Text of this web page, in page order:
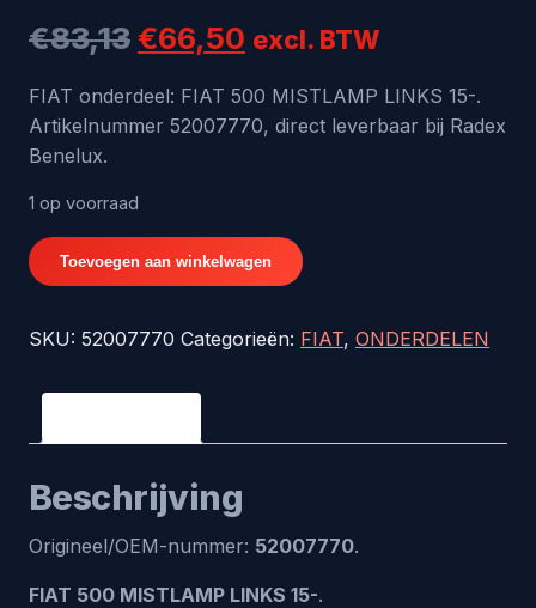
€83,13Oorspronkelijke
prijs
was:
€66,50 Huidige
prijs
is:
excl. BTW
FIAT onderdeel: FIAT 500 MISTLAMP LINKS 15-.
Artikelnummer 52007770, direct leverbaar bij Radex
Benelux.
1 op voorraad
FIAT
500
LINKS
52007770
Toevoegen aan winkelwagen
SKU: 52007770 Categorieën: FIAT, ONDERDELEN
Beschrijving
Origineel/OEM-nummer: 52007770.
FIAT 500 MISTLAMP LINKS 15-.